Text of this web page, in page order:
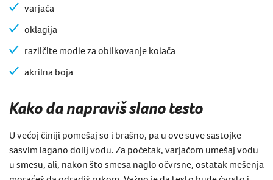
varjača
oklagija
različite modle za oblikovanje kolača
akrilna boja
Kako da napraviš slano testo
U većoj činiji pomešaj so i brašno, pa u ove suve sastojke
sasvim lagano dolij vodu. Za početak, varjačom umešaj vodu
u smesu, ali, nakon što smesa naglo očvrsne, ostatak mešenja